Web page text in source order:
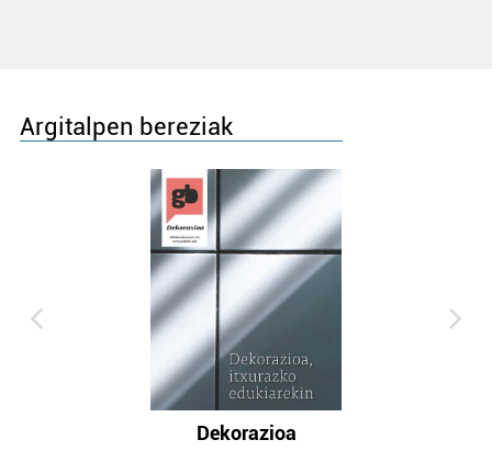
Argitalpen bereziak
Dekorazioa